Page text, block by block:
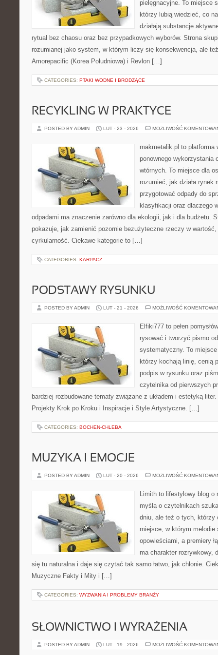
pielęgnacyjne. To miejsce
którzy lubią wiedzieć, co
działają substancje
rytuał bez chaosu oraz bez przypadkowych wyborów. Strona
rozumianej jako system, w którym liczy się konsekwencja, ale
Amorepacific (Korea Południowa) i Revlon […]
CATEGORIES: PTAKI WODNE I BRODZĄCE
RECYKLING W PRAKTYCE
POSTED BY ADMIN LUT - 23 - 2026 MOŻLIWOŚĆ
makmetalik.pl to platforma
ponownego wykorzystania
wtórnych. To miejsce dla
rozumieć, jak działa rynek
przygotować odpady do
klasyfikacji oraz dlaczego
odpadami ma znaczenie zarówno dla ekologii, jak i dla budżetu.
pokazuje, jak zamienić pozornie bezużyteczne rzeczy w
cyrkularność. Ciekawe kategorie to […]
CATEGORIES: KARPACZ
PODSTAWY RYSUNKU
POSTED BY ADMIN LUT - 21 - 2026 MOŻLIWOŚĆ
Elfiki777 to pełen
rysować i tworzyć pismo
systematyczny. To
którzy kochają linię, cenią
podpis w rysunku oraz
czytelnika od pierwszych
bardziej rozbudowane tematy związane z układem i estetyką
Projekty Krok po Kroku i Inspiracje i Style Artystyczne. […]
CATEGORIES: BOCHEN-CHLEBA
MUZYKA I EMOCJE
POSTED BY ADMIN LUT - 20 - 2026 MOŻLIWOŚĆ
Limith to lifestylowy blog o
myślą o czytelnikach
dniu, ale też o tych, którzy
miejsce, w którym melodie
opowieściami, a premiery
ma charakter rozrywkowy,
się tu naturalna i daje się czytać tak samo łatwo, jak chłonie.
Muzyczne Fakty i Mity i […]
CATEGORIES: WYZWANIA I PROBLEMY BRANŻY
SŁOWNICTWO I WYRAŻENIA
POSTED BY ADMIN LUT - 19 - 2026 MOŻLIWOŚĆ